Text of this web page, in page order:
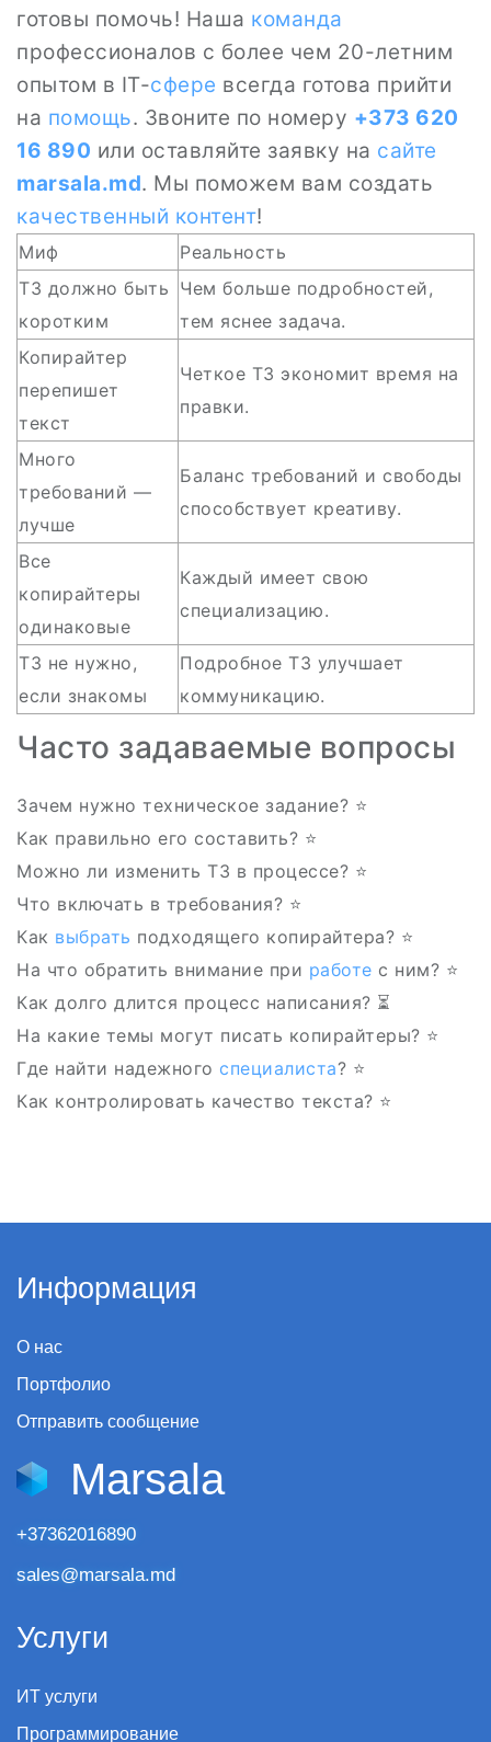
готовы помочь! Наша команда
профессионалов с более чем 20-летним
опытом в IT-сфере всегда готова прийти
на помощь. Звоните по номеру +373 620
16 890 или оставляйте заявку на сайте
marsala.md. Мы поможем вам создать
качественный контент!
Миф
Реальность
ТЗ должно быть
коротким
Чем больше подробностей,
тем яснее задача.
Копирайтер
перепишет
текст
Четкое ТЗ экономит время на
правки.
Много
требований —
лучше
Баланс требований и свободы
способствует креативу.
Все
копирайтеры
одинаковые
Каждый имеет свою
специализацию.
ТЗ не нужно,
если знакомы
Подробное ТЗ улучшает
коммуникацию.
Часто задаваемые вопросы
Зачем нужно техническое задание? ⭐
Как правильно его составить? ⭐
Можно ли изменить ТЗ в процессе? ⭐
Что включать в требования? ⭐
Как выбрать подходящего копирайтера? ⭐
На что обратить внимание при работе с ним? ⭐
Как долго длится процесс написания? ⏳
На какие темы могут писать копирайтеры? ⭐
Где найти надежного специалиста? ⭐
Как контролировать качество текста? ⭐
Информация
О нас
Портфолио
Отправить сообщение
Marsala
+37362016890
sales@marsala.md
Услуги
ИТ услуги
Программирование